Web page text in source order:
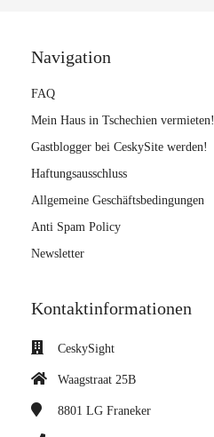
Navigation
FAQ
Mein Haus in Tschechien vermieten!
Gastblogger bei CeskySite werden!
Haftungsausschluss
Allgemeine Geschäftsbedingungen
Anti Spam Policy
Newsletter
Kontaktinformationen
CeskySight
Waagstraat 25B
8801 LG Franeker